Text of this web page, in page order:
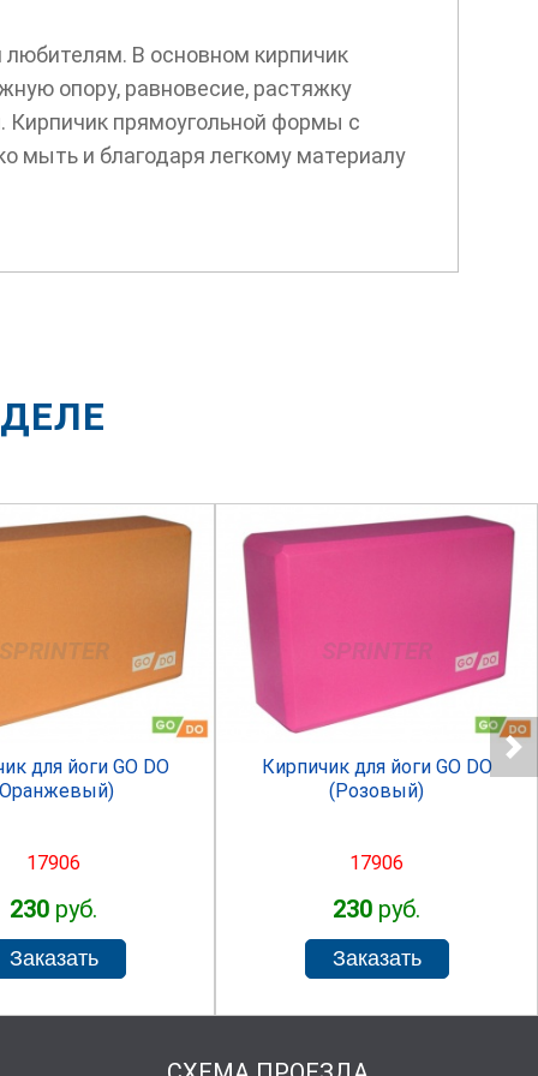
В основном кирпичик
опору, равновесие, растяжку
Кирпичик прямоугольной формы с
мыть и благодаря легкому материалу
SPRINTER
для йоги GO DO
17906
230 руб.
SPRINTER
Кирпичик для йоги GO DO
(Розовый)
17906
230 руб.